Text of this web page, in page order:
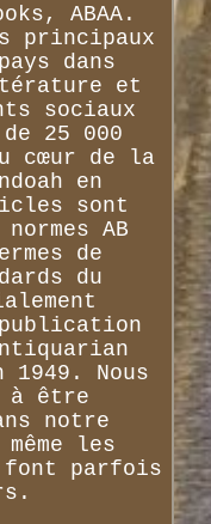
ABAA.
principaux
dans
et
sociaux
25 000
cœur de la
en
sont
AB
de
du
1949. Nous
à être
notre
les
parfois